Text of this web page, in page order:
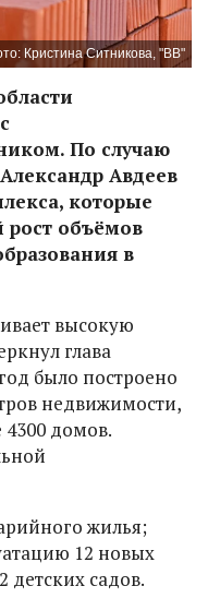
Кристина Ситникова, "ВВ"
По случаю
Авдеев
которые
объёмов
в
высокую
глава
было построено
недвижимости,
4300 домов.
жилья;
12 новых
детских садов.